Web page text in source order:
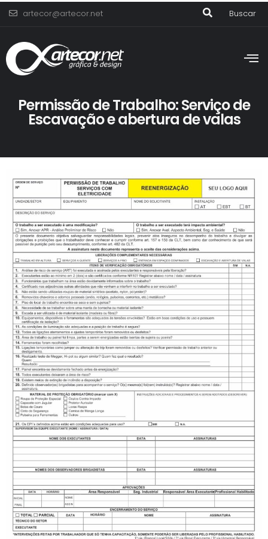
artecor@artecor.net Buscar
Permissão de Trabalho: Serviço de
Escavação e abertura de valas